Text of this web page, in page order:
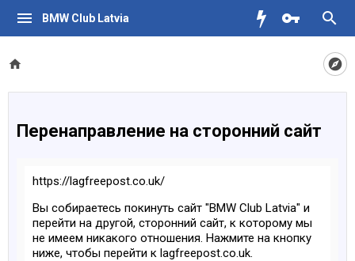
BMW Club Latvia
Перенаправление на сторонний сайт
https://lagfreepost.co.uk/
Вы собираетесь покинуть сайт "BMW Club Latvia" и
перейти на другой, сторонний сайт, к которому мы
не имеем никакого отношения. Нажмите на кнопку
ниже, чтобы перейти к lagfreepost.co.uk.